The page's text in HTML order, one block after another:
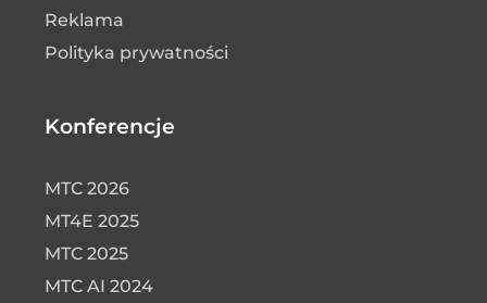
Reklama
Polityka prywatności
Konferencje
MTC 2026
MT4E 2025
MTC 2025
MTC AI 2024